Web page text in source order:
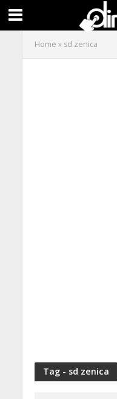
Home » sd zenica
Tag - sd zenica